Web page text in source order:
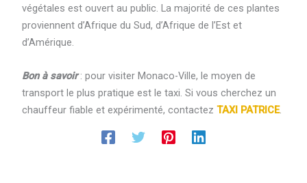
végétales est ouvert au public. La majorité de ces plantes
proviennent d’Afrique du Sud, d’Afrique de l’Est et
d’Amérique.
Bon à savoir: pour visiter Monaco-Ville, le moyen de
transport le plus pratique est le taxi. Si vous cherchez un
chauffeur fiable et expérimenté, contactez TAXI PATRICE.